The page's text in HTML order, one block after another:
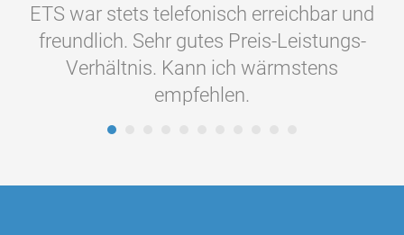
ETS war stets telefonisch erreichbar und
freundlich. Sehr gutes Preis-Leistungs-
Verhältnis. Kann ich wärmstens
empfehlen.
Wärmstens zu empfehlen!
ein kompetenter Mitarbeiter oder der
Chef persönlich zur Stelle. Kann ich nur
weiterempfehlen